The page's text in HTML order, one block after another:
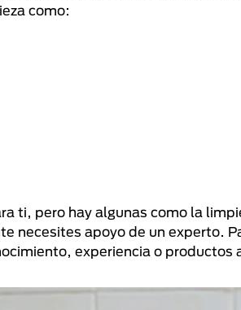
como:
ti, pero hay algunas como la
necesites apoyo de un experto.
experiencia o productos